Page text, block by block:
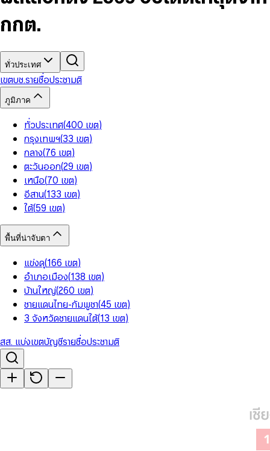
8
9
98
9
กกต.
ทั่วประเทศ
เขตบช.รายชื่อประชามติ
ภูมิภาค
ทั่วประเทศ(400 เขต)
กรุงเทพฯ(33 เขต)
กลาง(76 เขต)
ตะวันออก(29 เขต)
เหนือ(70 เขต)
อีสาน(133 เขต)
ใต้(59 เขต)
พื้นที่น่าจับตา
แข่งดุ(166 เขต)
อำเภอเมือง(138 เขต)
บ้านใหญ่(260 เขต)
ชายแดนไทย-กัมพูชา(45 เขต)
3 จังหวัดชายแดนใต้(13 เขต)
สส. แบ่งเขตบัญชีรายชื่อประชามติ